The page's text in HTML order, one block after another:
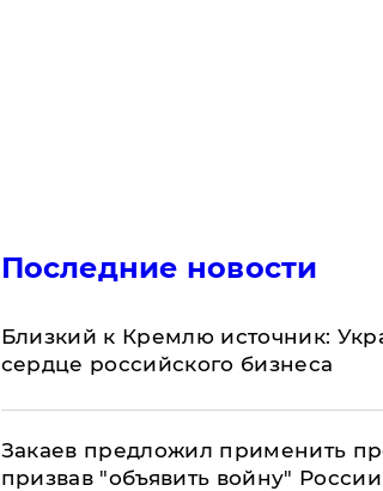
Последние новости
Близкий к Кремлю источник:
сердце российского бизнеса
Закаев предложил применить
призвав "объявить войну" России